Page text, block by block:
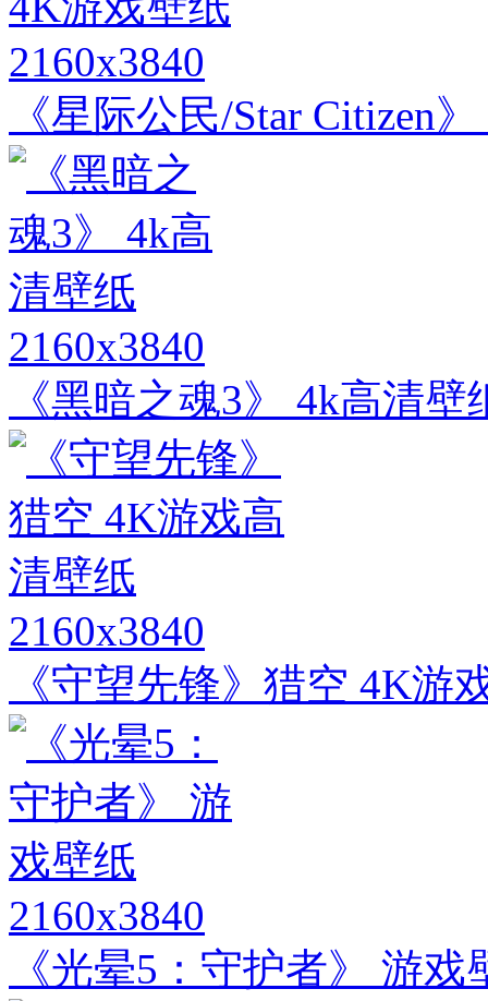
2160x3840
《星际公民/Star Citizen
2160x3840
《黑暗之魂3》 4k高清壁
2160x3840
《守望先锋》猎空 4K游
2160x3840
《光晕5：守护者》 游戏